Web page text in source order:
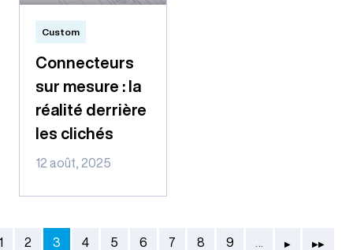
Custom
Connecteurs
sur mesure : la
réalité derrière
les clichés
12 août, 2025
Pagination
Page
2 Page courante
3 Page
4 Page
5 Page
6 Page
7 Page
8 Page
9 …
▶
▶▶